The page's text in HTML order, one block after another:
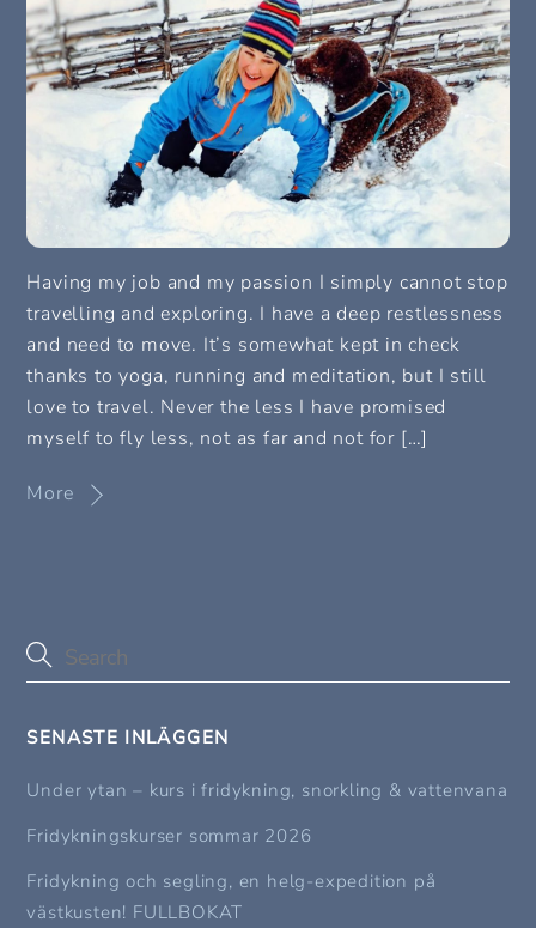
Having my job and my passion I simply cannot stop
travelling and exploring. I have a deep restlessness
and need to move. It’s somewhat kept in check
thanks to yoga, running and meditation, but I still
love to travel. Never the less I have promised
myself to fly less, not as far and not for […]
More
SENASTE INLÄGGEN
Under ytan – kurs i fridykning, snorkling & vattenvana
Fridykningskurser sommar 2026
Fridykning och segling, en helg-expedition på
västkusten! FULLBOKAT